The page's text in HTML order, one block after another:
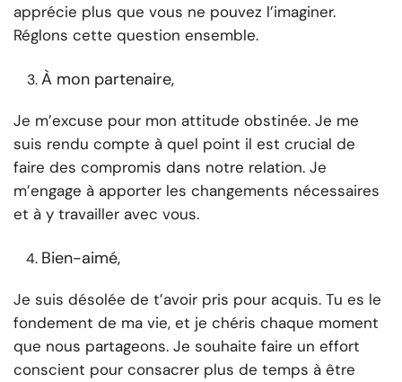
apprécie plus que vous ne pouvez l’imaginer.
Réglons cette question ensemble.
À mon partenaire,
Je m’excuse pour mon attitude obstinée. Je me
suis rendu compte à quel point il est crucial de
faire des compromis dans notre relation. Je
m’engage à apporter les changements nécessaires
et à y travailler avec vous.
Bien-aimé,
Je suis désolée de t’avoir pris pour acquis. Tu es le
fondement de ma vie, et je chéris chaque moment
que nous partageons. Je souhaite faire un effort
conscient pour consacrer plus de temps à être